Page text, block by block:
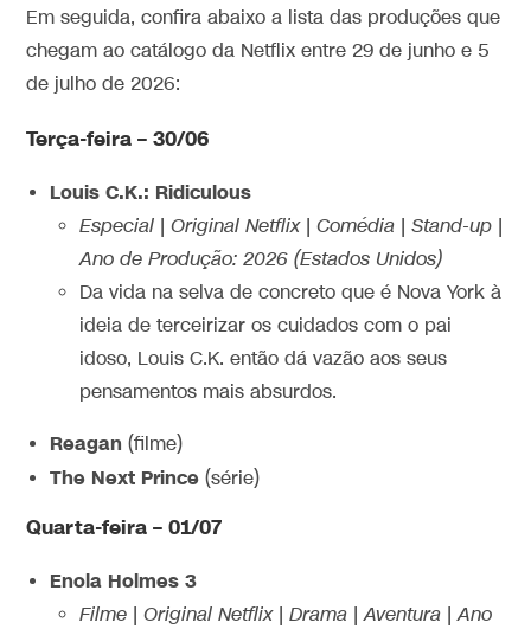
Em seguida, confira abaixo a lista das produções que
chegam ao catálogo da Netflix entre 29 de junho e 5
de julho de 2026:
Terça-feira – 30/06
Louis C.K.: Ridiculous
Especial | Original Netflix | Comédia | Stand-up |
Ano de Produção: 2026 (Estados Unidos)
Da vida na selva de concreto que é Nova York à
ideia de terceirizar os cuidados com o pai
idoso, Louis C.K. então dá vazão aos seus
pensamentos mais absurdos.
Reagan (filme)
The Next Prince (série)
Quarta-feira – 01/07
Enola Holmes 3
Filme | Original Netflix | Drama | Aventura | Ano